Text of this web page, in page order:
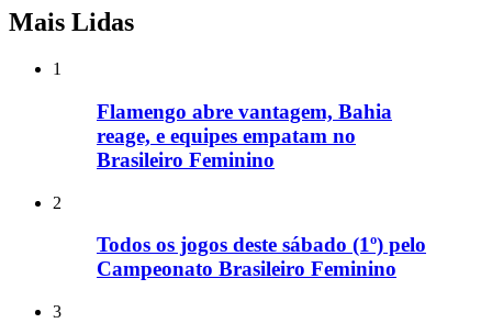
Mais Lidas
1
Flamengo abre vantagem, Bahia
reage, e equipes empatam no
Brasileiro Feminino
2
Todos os jogos deste sábado (1º) pelo
Campeonato Brasileiro Feminino
3